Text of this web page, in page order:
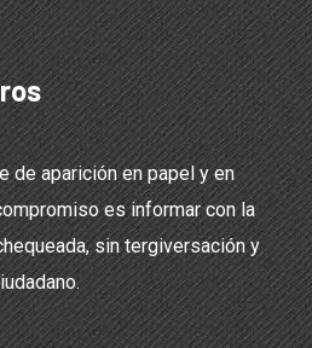
de aparición en papel y en
es informar con la
sin tergiversación y